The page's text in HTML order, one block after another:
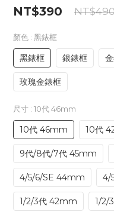
NT$390
顏色 : 黑錶框
黑錶框 銀錶框
玫瑰金錶框
尺寸 : 10代 46mm
10代 46mm 10代
9代/8代/7代 45mm
4/5/6/SE 44mm 4/
1/2/3代 42mm 1/2/